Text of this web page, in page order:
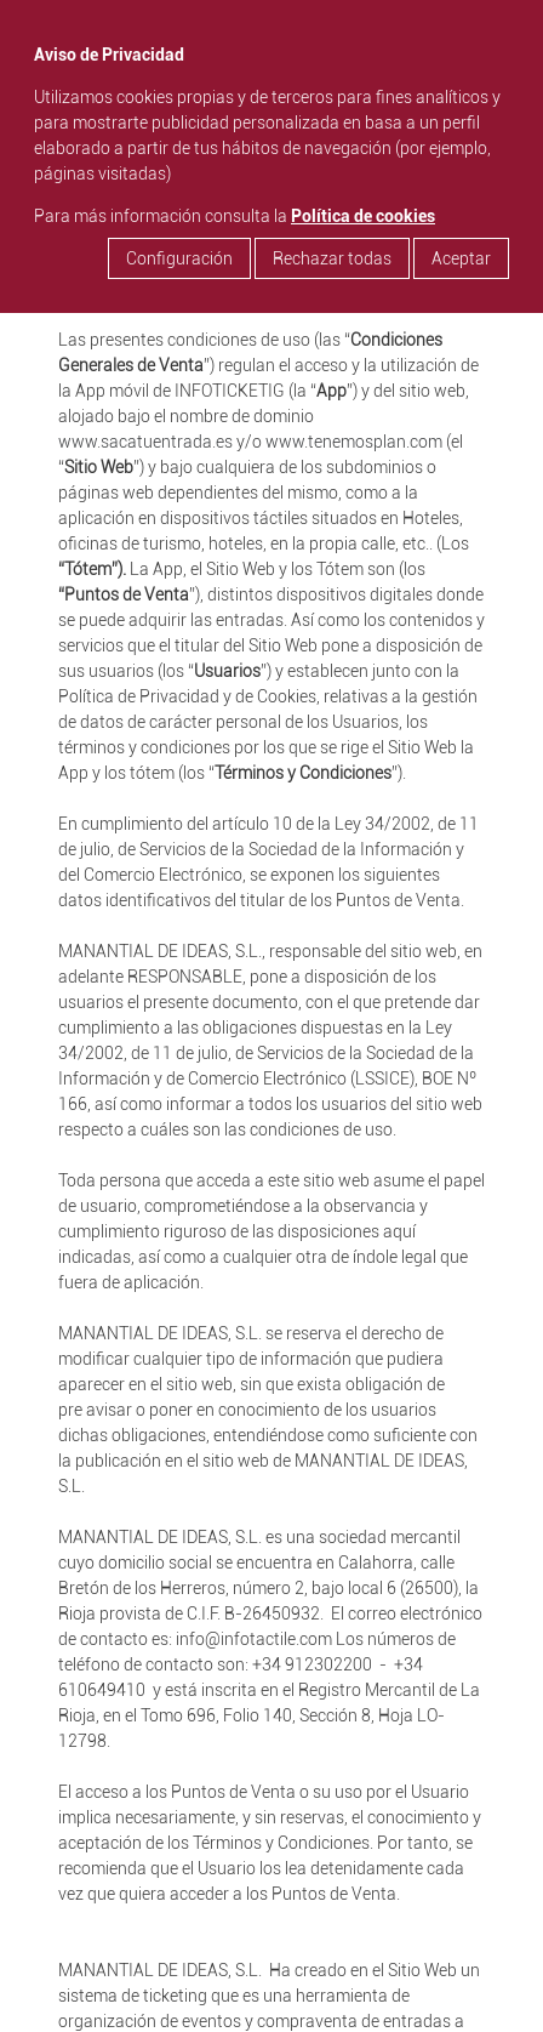
Aviso de Privacidad
Utilizamos cookies propias y de terceros para fines analíticos y
para mostrarte publicidad personalizada en basa a un perfil
elaborado a partir de tus hábitos de navegación (por ejemplo,
páginas visitadas)
Para más información consulta la Política de cookies
Configuración Rechazar todas Aceptar
CONDICIONES GENERALES DE VENTA Y DE
CONTRATACIÓN DE MANANTIAL DE IDEAS S.L.
INFOTICKETIG - INFOTACTILE - SACATUENTRADA -
TENEMOSPLAN
Las presentes condiciones de uso (las “Condiciones
Generales de Venta”) regulan el acceso y la utilización de
la App móvil de INFOTICKETIG (la “App”) y del sitio web,
alojado bajo el nombre de dominio
www.sacatuentrada.esy/o www.tenemosplan.com(el
“Sitio Web”) y bajo cualquiera de los subdominios o
páginas web dependientes del mismo, como a la
aplicación en dispositivos táctiles situados en Hoteles,
oficinas de turismo, hoteles, en la propia calle, etc.. (Los
“Tótem”).
La App, el Sitio Web y los Tótem son (los
“Puntos de Venta”), distintos dispositivos digitales donde
se puede adquirir las entradas. Así como los contenidos y
servicios que el titular del Sitio Web pone a disposición de
sus usuarios (los “Usuarios”) y establecen junto con la
Política de Privacidad y de Cookies, relativas a la gestión
de datos de carácter personal de los Usuarios, los
términos y condiciones por los que se rige el Sitio Web la
App y los tótem (los “Términos y Condiciones”).
En cumplimiento del artículo 10 de la Ley 34/2002, de 11
de julio, de Servicios de la Sociedad de la Información y
del Comercio Electrónico, se exponen los siguientes
datos identificativos del titular de los Puntos de Venta.
MANANTIAL DE IDEAS, S.L., responsable del sitio web, en
adelante RESPONSABLE, pone a disposición de los
usuarios el presente documento, con el que pretende dar
cumplimiento a las obligaciones dispuestas en la Ley
34/2002, de 11 de julio, de Servicios de la Sociedad de la
Información y de Comercio Electrónico (LSSICE), BOE Nº
166, así como informar a todos los usuarios del sitio web
respecto a cuáles son las condiciones de uso.
Toda persona que acceda a este sitio web asume el papel
de usuario, comprometiéndose a la observancia y
cumplimiento riguroso de las disposiciones aquí
indicadas, así como a cualquier otra de índole legal que
fuera de aplicación.
MANANTIAL DE IDEAS, S.L. se reserva el derecho de
modificar cualquier tipo de información que pudiera
aparecer en el sitio web, sin que exista obligación de
pre avisar o poner en conocimiento de los usuarios
dichas obligaciones, entendiéndose como suficiente con
la publicación en el sitio web de MANANTIAL DE IDEAS,
S.L.
MANANTIAL DE IDEAS, S.L. es una sociedad mercantil
cuyo domicilio social se encuentra en Calahorra, calle
Bretón de los Herreros, número 2, bajo local 6 (26500), la
Rioja provista de C.I.F. B-26450932. El correo electrónico
de contacto es: info@infotactile.com Los números de
teléfono de contacto son: +34 912302200 - +34
610649410 y está inscrita en el Registro Mercantil de La
Rioja, en el Tomo 696, Folio 140, Sección 8, Hoja LO-
12798.
El acceso a los Puntos de Venta o su uso por el Usuario
implica necesariamente, y sin reservas, el conocimiento y
aceptación de los Términos y Condiciones. Por tanto, se
recomienda que el Usuario los lea detenidamente cada
vez que quiera acceder a los Puntos de Venta.
MANANTIAL DE IDEAS, S.L. Ha creado en el Sitio Web un
sistema de ticketing que es una herramienta de
organización de eventos y compraventa de entradas a